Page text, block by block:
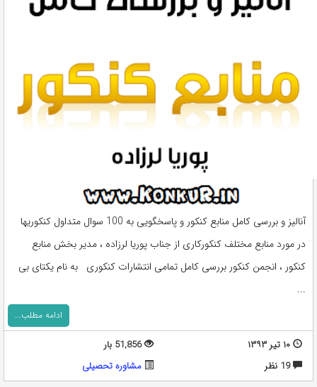
آنالیز و بررسی کامل منابع کنکور و پاسخگویی به 100 سوال متداول کنکوریها
در مورد منابع مختلف کنکورکاری از جناب پوریا لرزاده ، مدیر بخش منابع
کنکور ، انجمن کنکور بررسی کامل تمامی انتشارات کنکوری به نام یکتای بی
...
ادامه مطلب...
۱۰ تیر ۱۳۹۳
51,856 بار
19 نظر
مشاوره تحصيلی